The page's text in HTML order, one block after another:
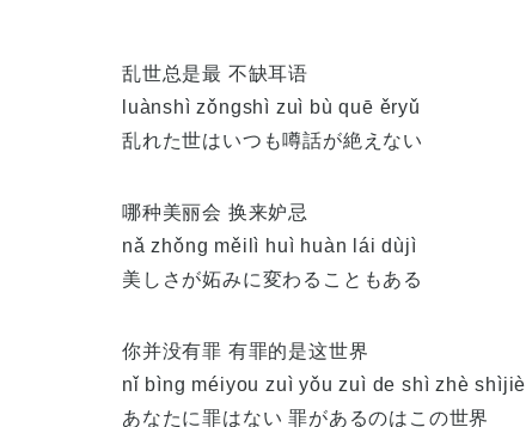
乱世总是最 不缺耳语
luànshì zǒngshì zuì bù quē ěryǔ
乱れた世はいつも噂話が絶えない
哪种美丽会 换来妒忌
nǎ zhǒng měilì huì huàn lái dùjì
美しさが妬みに変わることもある
你并没有罪 有罪的是这世界
nǐ bìng méiyou zuì yǒu zuì de shì zhè shìjiè
あなたに罪はない 罪があるのはこの世界